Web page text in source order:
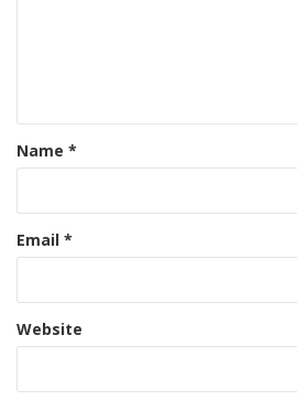
Name *
Email *
Website